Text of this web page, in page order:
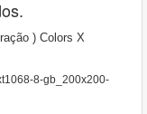
) Colors X